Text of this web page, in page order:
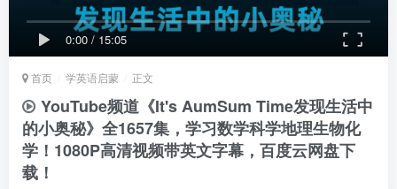
0:00 / 15:05
首页 学英语启蒙 正文
YouTube频道《It's AumSum Time发现生活中
的小奥秘》全1657集，学习数学科学地理生物化
学！1080P高清视频带英文字幕，百度云网盘下
载！